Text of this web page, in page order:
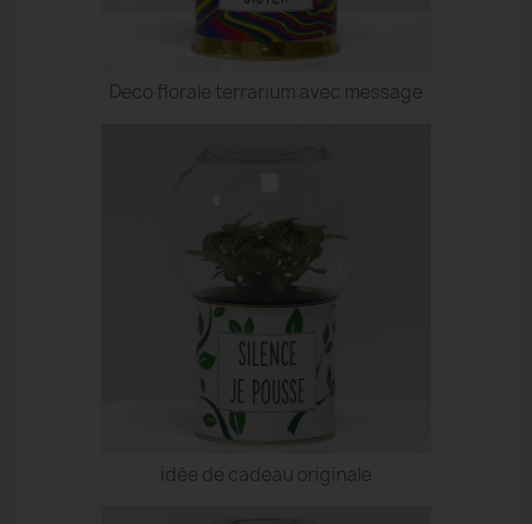
Deco florale terrarium avec message
idée de cadeau originale